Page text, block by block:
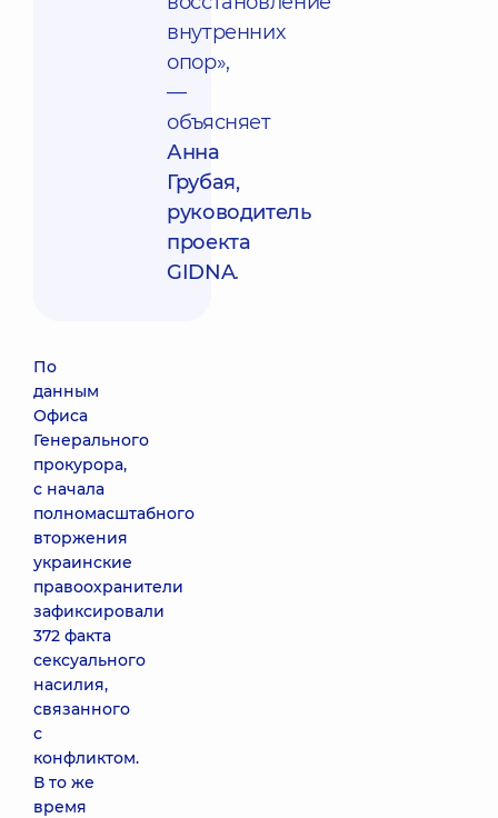
внутренних
опор»,
—
объясняет
Анна
Грубая,
руководитель
проекта
GIDNA.
По
данным
Офиса
Генерального
прокурора,
с начала
полномасштабного
вторжения
украинские
правоохранители
зафиксировали
372 факта
сексуального
насилия,
связанного
с
конфликтом.
В то же
время